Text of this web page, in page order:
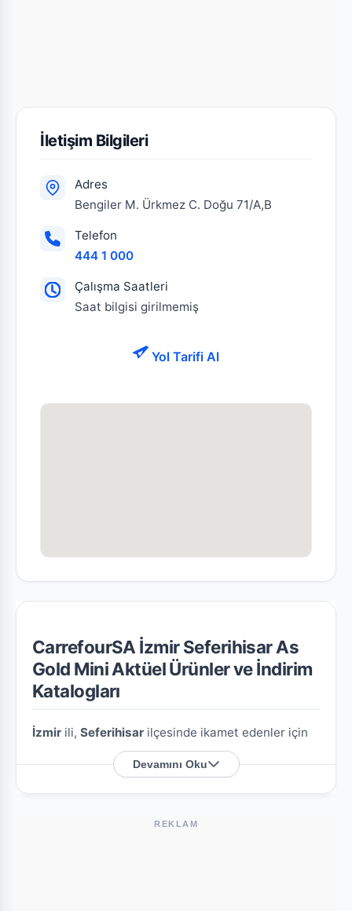
İletişim Bilgileri
Adres
Bengiler M. Ürkmez C. Doğu 71/A,B
Telefon
444 1 000
Çalışma Saatleri
Saat bilgisi girilmemiş
Yol Tarifi Al
CarrefourSA İzmir Seferihisar As
Gold Mini Aktüel Ürünler ve İndirim
Katalogları
İzmir ili, Seferihisar ilçesinde ikamet edenler için
CarrefourSA İzmir Seferihisar As Gold Mini
şubesine özel en güncel indirim broşürlerini ve
aktüel ürün fırsatlarını bu sayfada derledik.
CarrefourSA İzmir Seferihisar As Gold Mini
Devamını Oku
REKLAM